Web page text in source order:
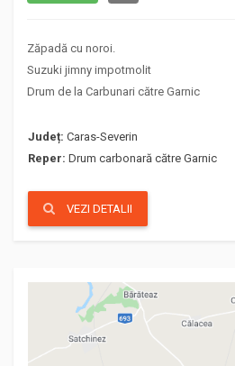
Zăpadă cu noroi.
Suzuki jimny impotmolit
Drum de la Carbunari către Garnic
Județ: Caras-Severin
Reper: Drum carbonară către Garnic
VEZI DETALII